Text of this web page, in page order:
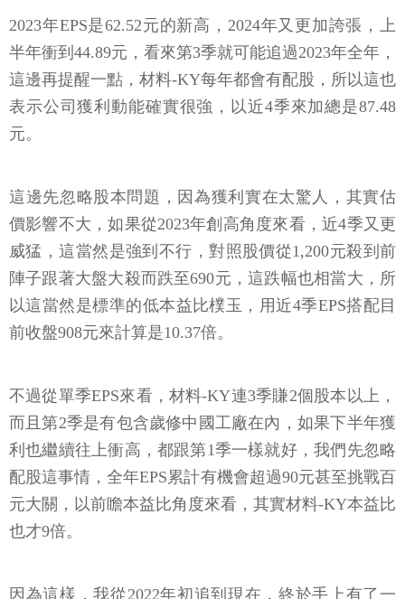
2023年EPS是62.52元的新高，2024年又更加誇張，上
半年衝到44.89元，看來第3季就可能追過2023年全年，
這邊再提醒一點，材料-KY每年都會有配股，所以這也
表示公司獲利動能確實很強，以近4季來加總是87.48
元。
這邊先忽略股本問題，因為獲利實在太驚人，其實估
價影響不大，如果從2023年創高角度來看，近4季又更
威猛，這當然是強到不行，對照股價從1,200元殺到前
陣子跟著大盤大殺而跌至690元，這跌幅也相當大，所
以這當然是標準的低本益比樸玉，用近4季EPS搭配目
前收盤908元來計算是10.37倍。
不過從單季EPS來看，材料-KY連3季賺2個股本以上，
而且第2季是有包含歲修中國工廠在內，如果下半年獲
利也繼續往上衝高，都跟第1季一樣就好，我們先忽略
配股這事情，全年EPS累計有機會超過90元甚至挑戰百
元大關，以前瞻本益比角度來看，其實材料-KY本益比
也才9倍。
因為這樣，我從2022年初追到現在，終於手上有了一